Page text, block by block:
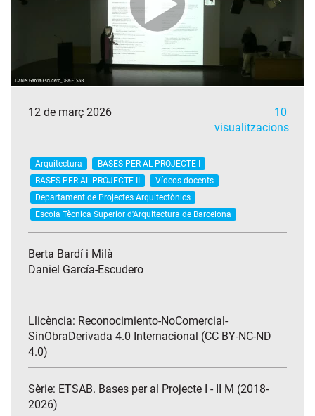
12 de març 2026
10
visualitzacions
Arquitectura
BASES PER AL PROJECTE I
BASES PER AL PROJECTE II
Vídeos docents
Departament de Projectes Arquitectònics
Escola Tècnica Superior d'Arquitectura de Barcelona
Berta Bardí i Milà
Daniel García-Escudero
Llicència: Reconocimiento-NoComercial-
SinObraDerivada 4.0 Internacional (CC BY-NC-ND
4.0)
Sèrie: ETSAB. Bases per al Projecte I - II M (2018-
2026)